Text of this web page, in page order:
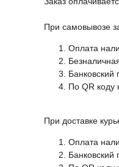
При самовывозе
Оплата
Банковский
По QR коду
При доставке
Оплата
Банковский